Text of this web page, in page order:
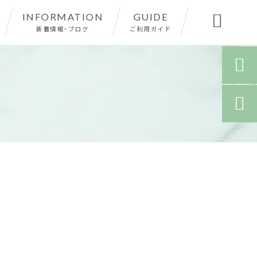
INFORMATION
新着情報・ブログ
GUIDE
ご利用ガイド 

